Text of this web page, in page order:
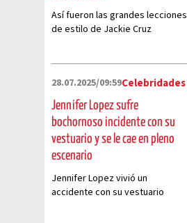
Así fueron las grandes lecciones
de estilo de Jackie Cruz
28.07.2025/09:59Celebridades
Jennifer Lopez sufre
bochornoso incidente con su
vestuario y se le cae en pleno
escenario
Jennifer Lopez vivió un
accidente con su vestuario